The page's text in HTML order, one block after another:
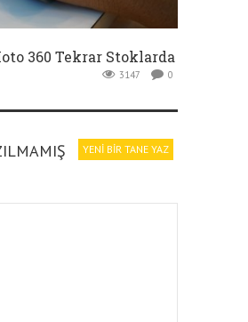
360 Tekrar Stoklarda
3147 0
YENI BIR TANE YAZ